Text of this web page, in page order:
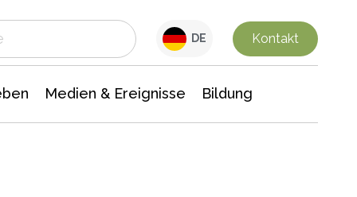
DE Kontakt
Medien & Ereignisse Bildung